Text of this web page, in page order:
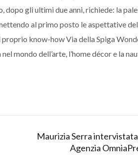
dopo gli ultimi due anni, richiede: la
al primo posto le aspettative
know-how Via della Spiga
mondo dell’arte, l’home décor e la
Maurizia Serra
Agenzia